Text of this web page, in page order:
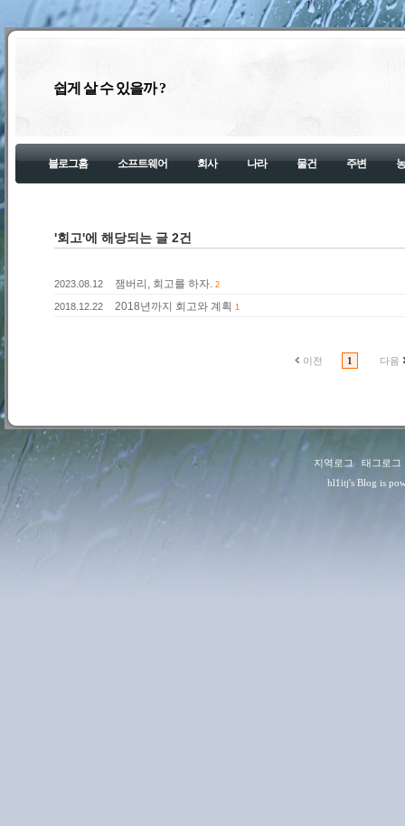
쉽게 살 수 있을까 ?
블로그홈 소프트웨어 회사 나라 물건 주변
'회고'에 해당되는 글 2건
2023.08.12 잼버리, 회고를 하자. 2
2018.12.22 2018년까지 회고와 계획 1
이전 1 다음
지역로그: 태그로그
hl1itj's Blog is